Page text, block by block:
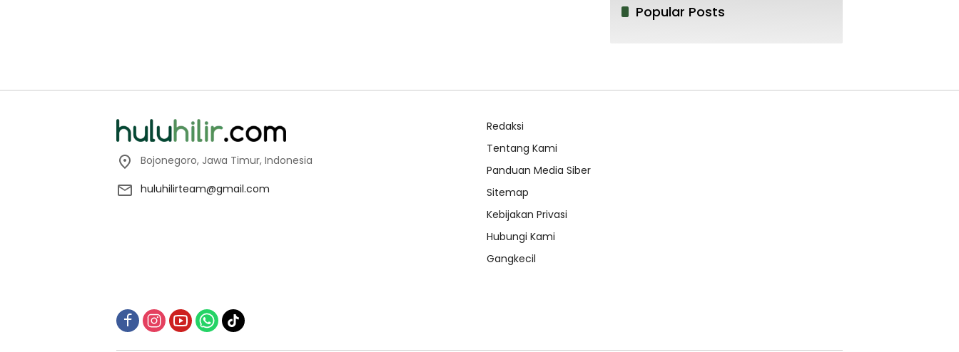
Popular Posts
Bojonegoro, Jawa Timur, Indonesia
huluhilirteam@gmail.com
Redaksi
Tentang Kami
Panduan Media Siber
Sitemap
Kebijakan Privasi
Hubungi Kami
Gangkecil